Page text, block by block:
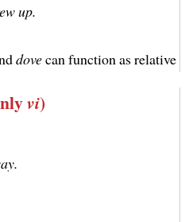
up.
dovecan function as relative
vi)